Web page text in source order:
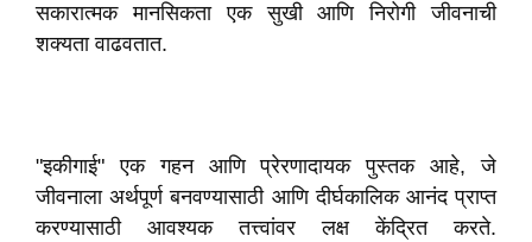
सकारात्मक मानसिकता एक सुखी आणि निरोगी जीवनाची
शक्यता वाढवतात.
"इकीगाई" एक गहन आणि प्रेरणादायक पुस्तक आहे, जे
जीवनाला अर्थपूर्ण बनवण्यासाठी आणि दीर्घकालिक आनंद प्राप्त
करण्यासाठी आवश्यक तत्त्वांवर लक्ष केंद्रित करते.